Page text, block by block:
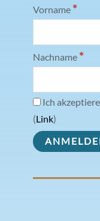
Vorname *
Nachname *
Ich
(Link)